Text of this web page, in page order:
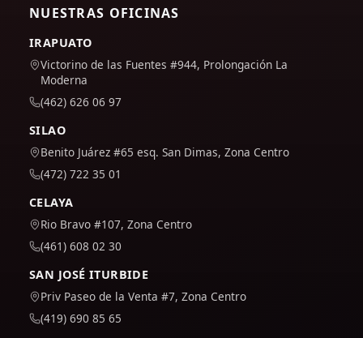
NUESTRAS OFICINAS
IRAPUATO
Victorino de las Fuentes #944, Prolongación La
Moderna
(462) 626 06 97
SILAO
Benito Juárez #65 esq. San Dimas, Zona Centro
(472) 722 35 01
CELAYA
Rio Bravo #107, Zona Centro
(461) 608 02 30
SAN JOSÉ ITURBIDE
Priv Paseo de la Venta #7, Zona Centro
(419) 690 85 65